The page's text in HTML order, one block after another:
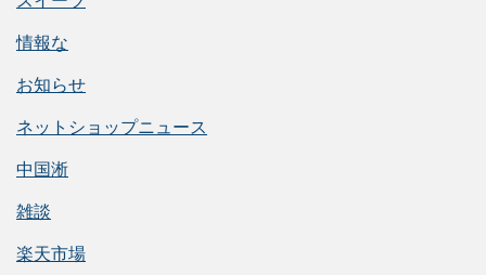
情報な
お知らせ
ネットショップニュース
中国淅
雑談
楽天市場